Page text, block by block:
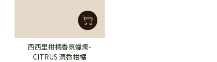
西西里柑橘香氛蠟燭-
CITRUS 清香柑橘